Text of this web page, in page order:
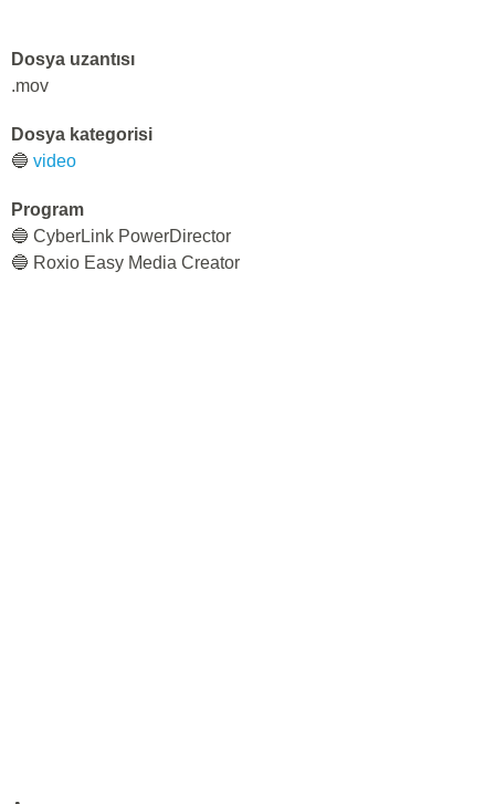
Dosya uzantısı
.mov
Dosya kategorisi
🔵 video
Program
🔵 CyberLink PowerDirector
🔵 Roxio Easy Media Creator